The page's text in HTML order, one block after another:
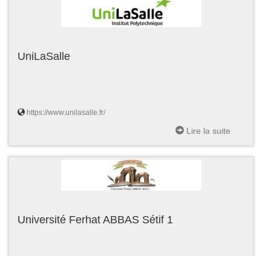
UniLaSalle
https://www.unilasalle.fr/
Lire la suite
Université Ferhat ABBAS Sétif 1